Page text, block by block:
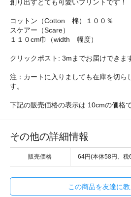
創り出すとても可愛いプリントです！
コットン（Cotton 棉）１００％
スケアー（Scare）
１１０cm巾（width 幅度）
クリックポスト: 3mまでお届けできま
注：カートに入りましても在庫を切ら
す。
下記の販売価格の表示は 10cmの価格
その他の詳細情報
販売価格 64円(本体58円、税
この商品を友達に教